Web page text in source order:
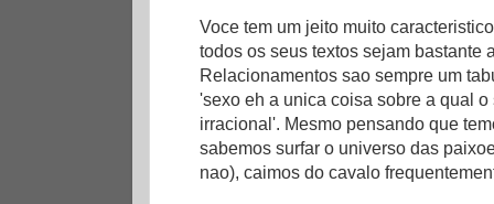
Voce tem um jeito muito
todos os seus textos sejam bastante
Relacionamentos sao sempre um
'sexo eh a unica coisa sobre a qual
irracional'. Mesmo pensando que
sabemos surfar o universo das
nao), caimos do cavalo